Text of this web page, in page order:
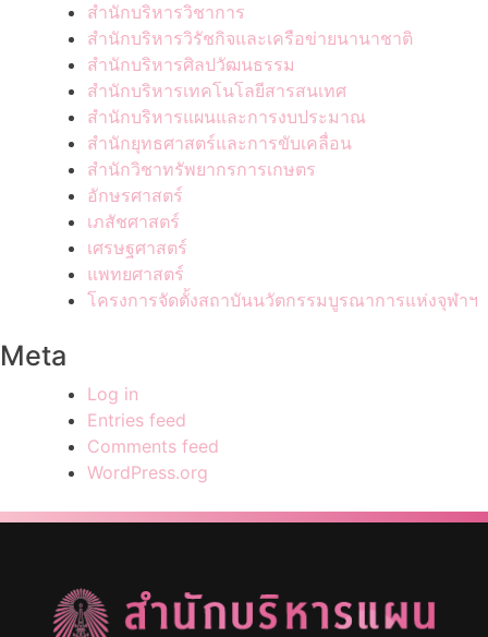
สำนักบริหารวิชาการ
สำนักบริหารวิรัชกิจและเครือข่ายนานาชาติ
สำนักบริหารศิลปวัฒนธรรม
สำนักบริหารเทคโนโลยีสารสนเทศ
สำนักบริหารแผนและการงบประมาณ
สำนักยุทธศาสตร์และการขับเคลื่อน
สำนักวิชาทรัพยากรการเกษตร
อักษรศาสตร์
เภสัชศาสตร์
เศรษฐศาสตร์
แพทยศาสตร์
โครงการจัดตั้งสถาบันนวัตกรรมบูรณาการแห่งจุฬาฯ
Meta
Log in
Entries feed
Comments feed
WordPress.org